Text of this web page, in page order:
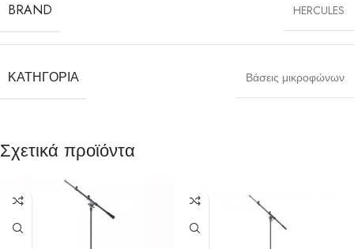
BRAND HERCULES
ΚΑΤΗΓΟΡΊΑ Βάσεις μικροφώνων
Σχετικά προϊόντα